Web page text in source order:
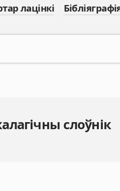
лацінкі
слоўнік